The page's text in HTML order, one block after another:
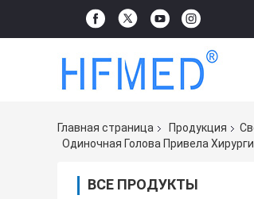
Главная страница
Продукция
ВСЕ ПРОДУКТЫ